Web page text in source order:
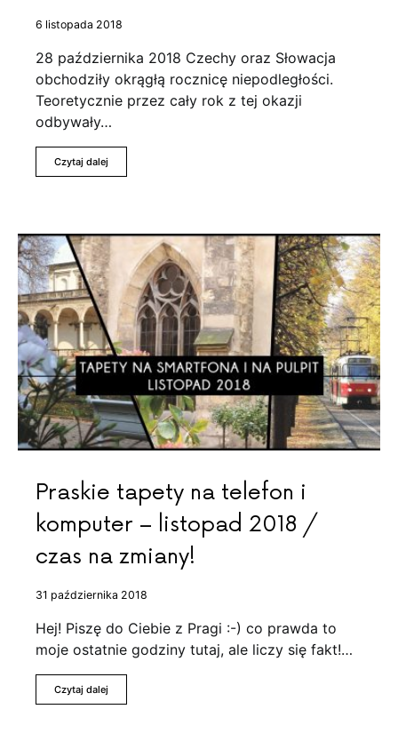
6 listopada 2018
28 października 2018 Czechy oraz Słowacja
obchodziły okrągłą rocznicę niepodległości.
Teoretycznie przez cały rok z tej okazji
odbywały…
Czytaj dalej
Praskie tapety na telefon i
komputer – listopad 2018 /
czas na zmiany!
31 października 2018
Hej! Piszę do Ciebie z Pragi :-) co prawda to
moje ostatnie godziny tutaj, ale liczy się fakt!…
Czytaj dalej